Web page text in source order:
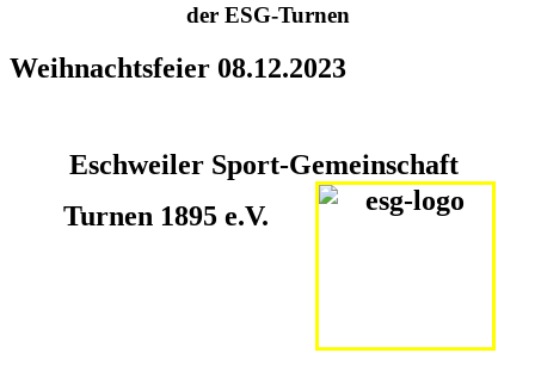
der ESG-Turnen
Weihnachtsfeier 08.12.2023
Eschweiler Sport-Gemeinschaft
Turnen 1895 e.V.